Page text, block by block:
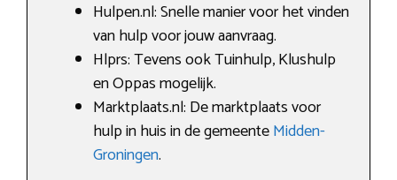
Hulpen.nl: Snelle manier voor het vinden
van hulp voor jouw aanvraag.
Hlprs: Tevens ook Tuinhulp, Klushulp
en Oppas mogelijk.
Marktplaats.nl: De marktplaats voor
hulp in huis in de gemeenteMidden-
Groningen.